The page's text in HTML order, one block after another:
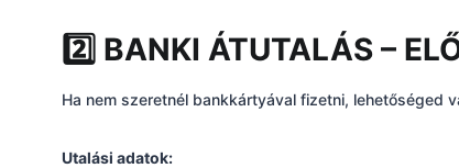
2️⃣ BANKI ÁTUTALÁS –
Ha nem szeretnél bankkártyával fizetni, lehetőséged
Utalási adatok: